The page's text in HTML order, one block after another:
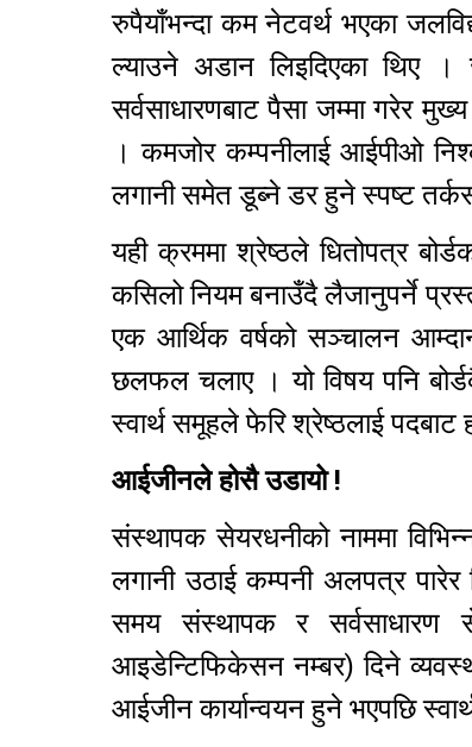
रुपैयाँभन्दा कम नेटवर्थ भएका
ल्याउने अडान लिइदिएका थिए
सर्वसाधारणबाट पैसा जम्मा गरेर
। कमजोर कम्पनीलाई आईपीओ
लगानी समेत डूब्ने डर हुने स्पष्ट
यही क्रममा श्रेष्ठले धितोपत्र
कसिलो नियम बनाउँदै लैजानुपर्ने
एक आर्थिक वर्षको सञ्चालन
छलफल चलाए । यो विषय पनि
स्वार्थ समूहले फेरि श्रेष्ठलाई
आईजीनले होसै उडायो !
संस्थापक सेयरधनीको नाममा
लगानी उठाई कम्पनी अलपत्र पारेर
समय संस्थापक र सर्वसाधारण
आइडेन्टिफिकेसन नम्बर) दिने
आईजीन कार्यान्वयन हुने भएपछि